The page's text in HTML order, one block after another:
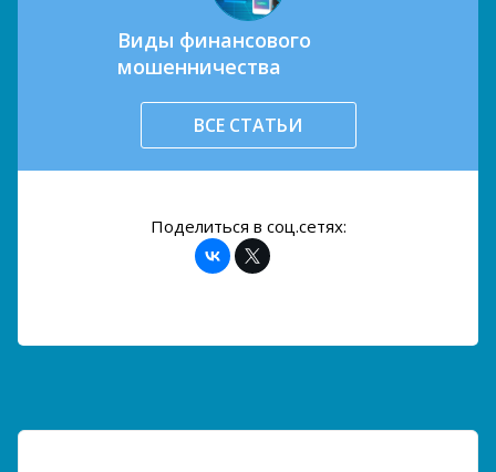
Виды финансового
мошенничества
ВСЕ СТАТЬИ
Поделиться в соц.сетях: